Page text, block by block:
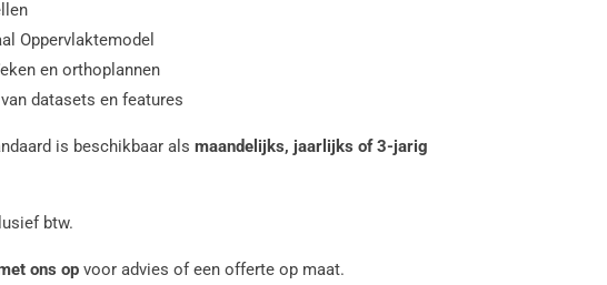
Oppervlaktemodel
en orthoplannen
datasets en features
is beschikbaar als maandelijks, jaarlijks of 3-jarig
btw.
ons op voor advies of een offerte op maat.